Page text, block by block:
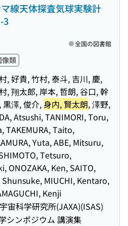
線天体探査気球実験計
3
像類
, 好貴, 竹村, 泰斗, 吉川, 慶,
, 翔太郎, 岸本, 哲朗, 谷口, 幹
黒澤, 俊介, 身内, 賢太朗, 澤野,
Atsushi, TANIMORI, Toru,
TAKEMURA, Taito,
Yuta, ABE, Mitsuru,
Tetsuro,
ONOZAKA, Ken, SAITO,
Shunsuke, MIUCHI, Kentaro,
Kenji
宙科学研究所(JAXA)(ISAS)
シンポジウム 講演集
全国の図書館